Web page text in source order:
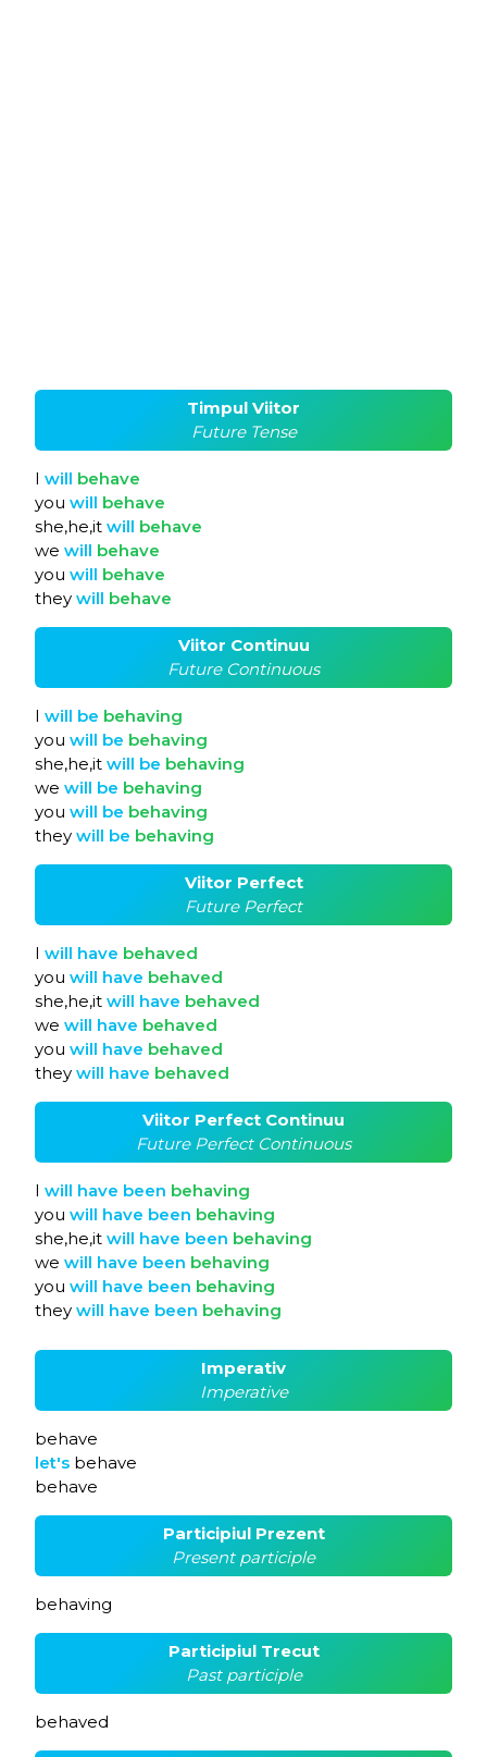
Timpul Viitor
Future Tense
I will behave
you will behave
she,he,it will behave
we will behave
you will behave
they will behave
Viitor Continuu
Future Continuous
I will be behaving
you will be behaving
she,he,it will be behaving
we will be behaving
you will be behaving
they will be behaving
Viitor Perfect
Future Perfect
I will have behaved
you will have behaved
she,he,it will have behaved
we will have behaved
you will have behaved
they will have behaved
Viitor Perfect Continuu
Future Perfect Continuous
I will have been behaving
you will have been behaving
she,he,it will have been behaving
we will have been behaving
you will have been behaving
they will have been behaving
Imperativ
Imperative
behave
let's behave
behave
Participiul Prezent
Present participle
behaving
Participiul Trecut
Past participle
behaved